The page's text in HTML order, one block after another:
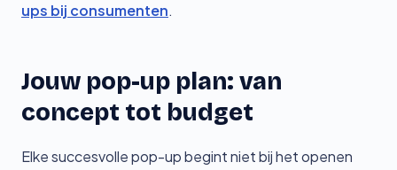
ups bij consumenten.
Jouw pop-up plan: van
concept tot budget
Elke succesvolle pop-up begint niet bij het openen